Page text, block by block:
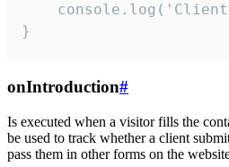
}
onIntroduction#
Is executed when a visitor fills the
be used to track whether a client
pass them in other forms on the